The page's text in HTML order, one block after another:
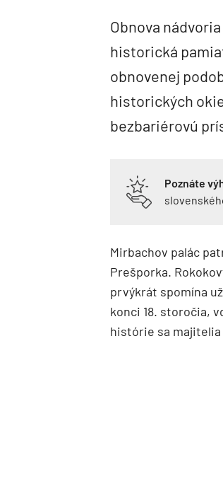
Obnova
historická
obnovenej
historických
bezbariérovú
Poznáte
Mirbachov palác
Prešporka.
prvýkrát spomína
konci 18. storočia,
histórie sa